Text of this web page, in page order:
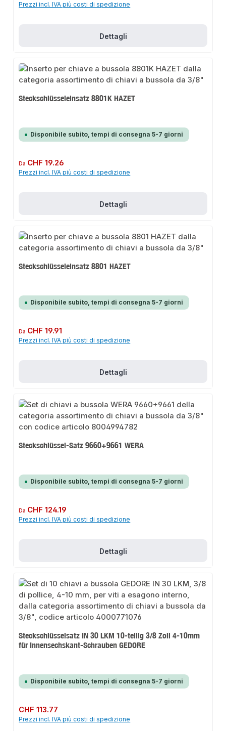
Prezzi incl. IVA più costi di spedizione
Dettagli
Steckschlüsseleinsatz 8801K HAZET
Disponibile subito, tempi di consegna 5-7 giorni
Prezzo normale:
Da CHF 19.26
Prezzi incl. IVA più costi di spedizione
Dettagli
Steckschlüsseleinsatz 8801 HAZET
Disponibile subito, tempi di consegna 5-7 giorni
Prezzo normale:
Da CHF 19.91
Prezzi incl. IVA più costi di spedizione
Dettagli
Steckschlüssel-Satz 9660+9661 WERA
Disponibile subito, tempi di consegna 5-7 giorni
Prezzo normale:
Da CHF 124.19
Prezzi incl. IVA più costi di spedizione
Dettagli
Steckschlüsselsatz IN 30 LKM 10-teilig 3/8 Zoll 4-10mm
für Innensechskant-Schrauben GEDORE
Disponibile subito, tempi di consegna 5-7 giorni
Prezzo normale:
CHF 113.77
Prezzi incl. IVA più costi di spedizione